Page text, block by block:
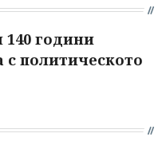
години
с политическото